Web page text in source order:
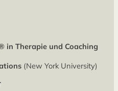
in Therapie und Coaching
(New York University)